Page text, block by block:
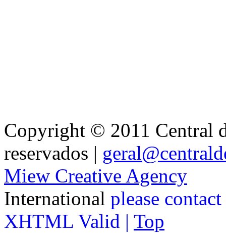
Copyright © 2011 Central
reservados |
Miew Creative Agency
International please
XHTML Valid | Top